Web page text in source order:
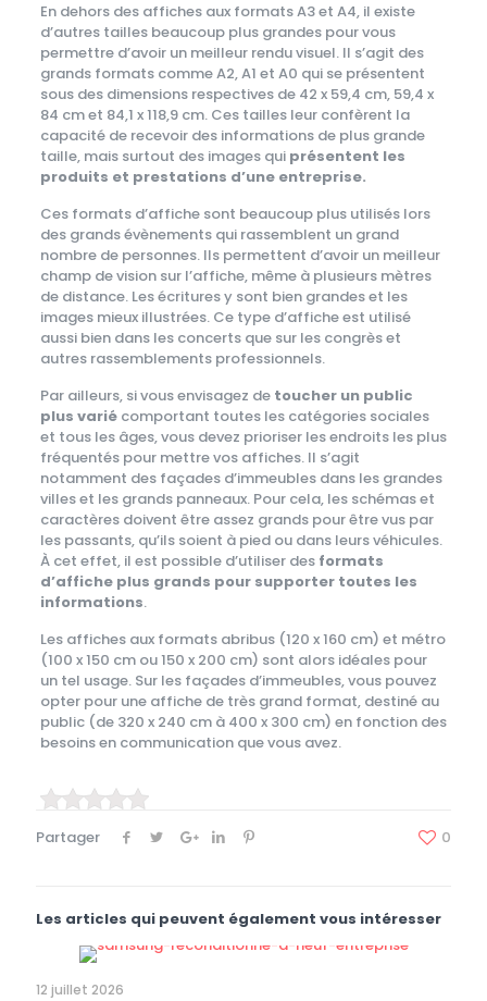
En dehors des affiches aux formats A3 et A4, il existe
d’autres tailles beaucoup plus grandes pour vous
permettre d’avoir un meilleur rendu visuel. Il s’agit des
grands formats comme A2, A1 et A0 qui se présentent
sous des dimensions respectives de 42 x 59,4 cm, 59,4 x
84 cm et 84,1 x 118,9 cm. Ces tailles leur confèrent la
capacité de recevoir des informations de plus grande
taille, mais surtout des images qui présentent les
produits et prestations d’une entreprise.
Ces formats d’affiche sont beaucoup plus utilisés lors
des grands évènements qui rassemblent un grand
nombre de personnes. Ils permettent d’avoir un meilleur
champ de vision sur l’affiche, même à plusieurs mètres
de distance. Les écritures y sont bien grandes et les
images mieux illustrées. Ce type d’affiche est utilisé
aussi bien dans les concerts que sur les congrès et
autres rassemblements professionnels.
Par ailleurs, si vous envisagez de toucher un public
plus variécomportant toutes les catégories sociales
et tous les âges, vous devez prioriser les endroits les plus
fréquentés pour mettre vos affiches. Il s’agit
notamment des façades d’immeubles dans les grandes
villes et les grands panneaux. Pour cela, les schémas et
caractères doivent être assez grands pour être vus par
les passants, qu’ils soient à pied ou dans leurs véhicules.
À cet effet, il est possible d’utiliser des formats
d’affiche plus grands pour supporter toutes les
informations.
Les affiches aux formats abribus (120 x 160 cm) et métro
(100 x 150 cm ou 150 x 200 cm) sont alors idéales pour
un tel usage. Sur les façades d’immeubles, vous pouvez
opter pour une affiche de très grand format, destiné au
public (de 320 x 240 cm à 400 x 300 cm) en fonction des
besoins en communication que vous avez.
Partager 0
Les articles qui peuvent également vous intéresser
12 juillet 2026